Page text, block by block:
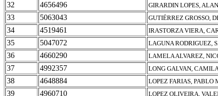
32 4656496 GIRARDIN LOPES, ALAN
33 5063043 GUTIÉRREZ GROSSO,
34 4519461 IRASTORZA VIERA,
35 5047072 LAGUNA RODRIGUEZ,
36 4660290 LAMELA ALVAREZ,
37 4992357 LONG GALVAN,
38 4648884 LOPEZ FARIAS, PABLO
39 4960710 LOPEZ OLIVEIRA,